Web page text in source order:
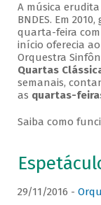
A música
BNDES. Em
quarta-feira
início oferecia
Orquestra
Quartas
semanais,
as quartas-
Saiba como
29/11/2016 -